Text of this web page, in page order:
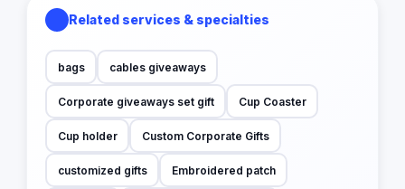
Related services & specialties
bags cables giveaways
Corporate giveaways set gift Cup Coaster
Cup holder Custom Corporate Gifts
customized gifts Embroidered patch